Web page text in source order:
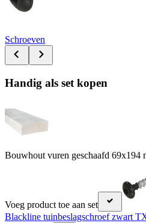
Schroeven
Handig als set kopen
Bouwhout vuren geschaafd 69x194
Voeg product toe aan set
Blackline tuinbeslagschroef zwart